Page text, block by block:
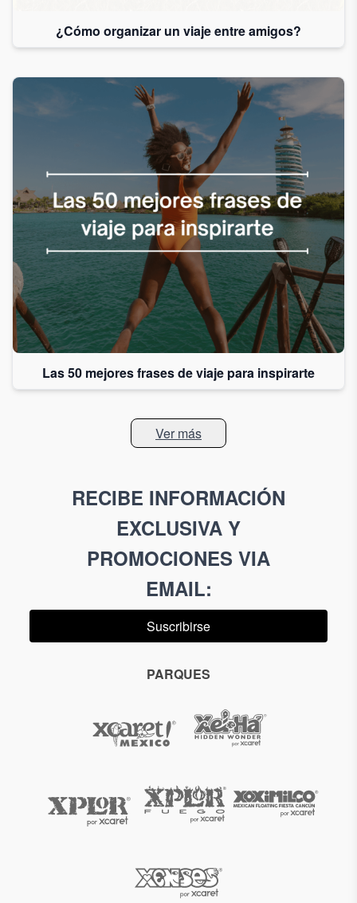
¿Cómo organizar un viaje entre amigos?
Las 50 mejores frases de viaje para inspirarte
Ver más
RECIBE INFORMACIÓN
EXCLUSIVA Y
PROMOCIONES VIA
EMAIL:
Suscribirse
PARQUES